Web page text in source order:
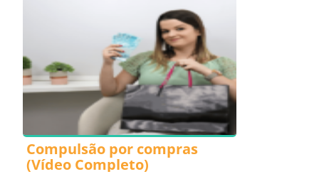
Compulsão por compras
(Vídeo Completo)